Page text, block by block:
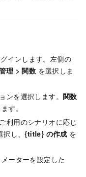
インします。左側の
理 >関数 を選択しま
ンを選択します。 関数
す。
利用のシナリオに応じ
択し、{title} の作成 を
ーターを設定した